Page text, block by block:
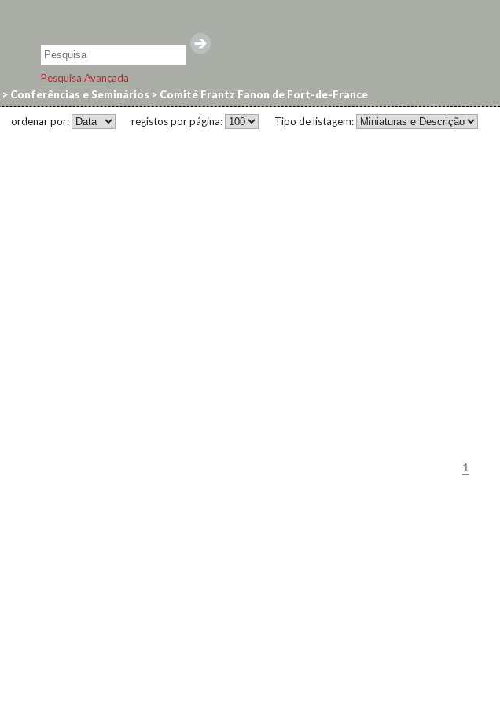
Pesquisa Avançada
> Conferências e Seminários > Comité Frantz Fanon de Fort-de-France
Tipo de listagem:
registos por página:
ordenar por:
1